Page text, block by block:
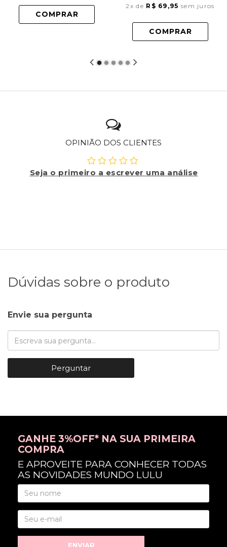
COMPRAR
2x de R$ 69,95 sem juros
COMPRAR
OPINIÃO DOS CLIENTES
Seja o primeiro a escrever uma análise
Dúvidas sobre o produto
Envie sua pergunta
Perguntar
GANHE 3%OFF* NA SUA PRIMEIRA
COMPRA
E APROVEITE PARA CONHECER TODAS
AS NOVIDADES MUNDO LULU
ENVIAR